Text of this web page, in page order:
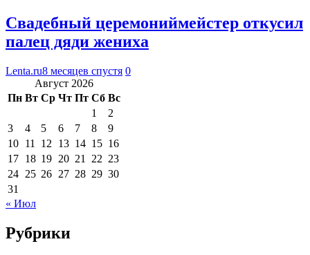
Свадебный церемониймейстер откусил
палец дяди жениха
Lenta.ru8 месяцев спустя 0
Август 2026
Пн Вт Ср Чт Пт Сб Вс
1
2
3
4 5 6 7 8
9
10 11 12 13 14 15 16
17 18 19 20 21 22 23
24 25 26 27 28 29 30
31
« Июл
Рубрики